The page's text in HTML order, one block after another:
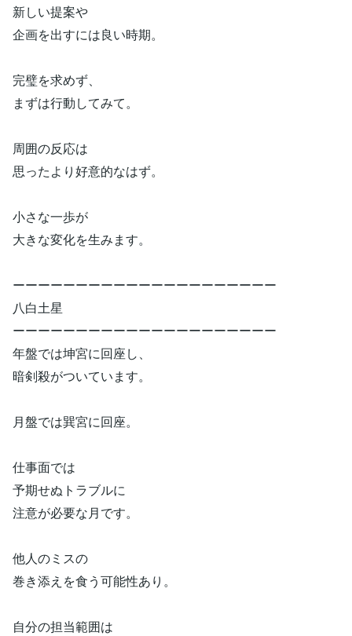
新しい提案や
企画を出すには良い時期。
完璧を求めず、
まずは行動してみて。
周囲の反応は
思ったより好意的なはず。
小さな一歩が
大きな変化を生みます。
ーーーーーーーーーーーーーーーーーーーーー
八白土星
ーーーーーーーーーーーーーーーーーーーーー
年盤では坤宮に回座し、
暗剣殺がついています。
月盤では巽宮に回座。
仕事面では
予期せぬトラブルに
注意が必要な月です。
他人のミスの
巻き添えを食う可能性あり。
自分の担当範囲は